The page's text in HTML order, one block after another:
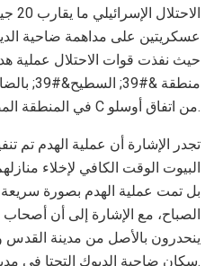
عسكريتين على مداهمة ضاحية
منطقة
في المنطقة المصنفة C من اتفاق أوسلو.
تجدر الإشارة أن عملية الهدم تم
البيوت الوقت الكافي لإخلاء
بل تمت عملية الهدم بصورة
الصباح، مع الإشارة إلى أن
ينحدرون بالأصل من مدينة القدس
سكان ضاحية الديوك التحتا في مدينة أريحا.